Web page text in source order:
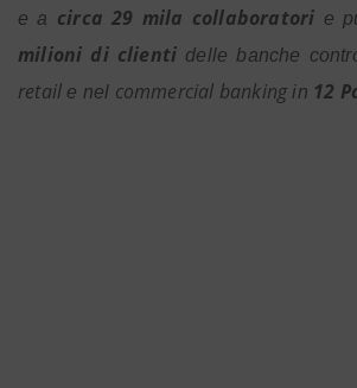
e a circa 29 mila collaboratori e
milioni di clienti delle banche
retail e nel commercial banking in 12